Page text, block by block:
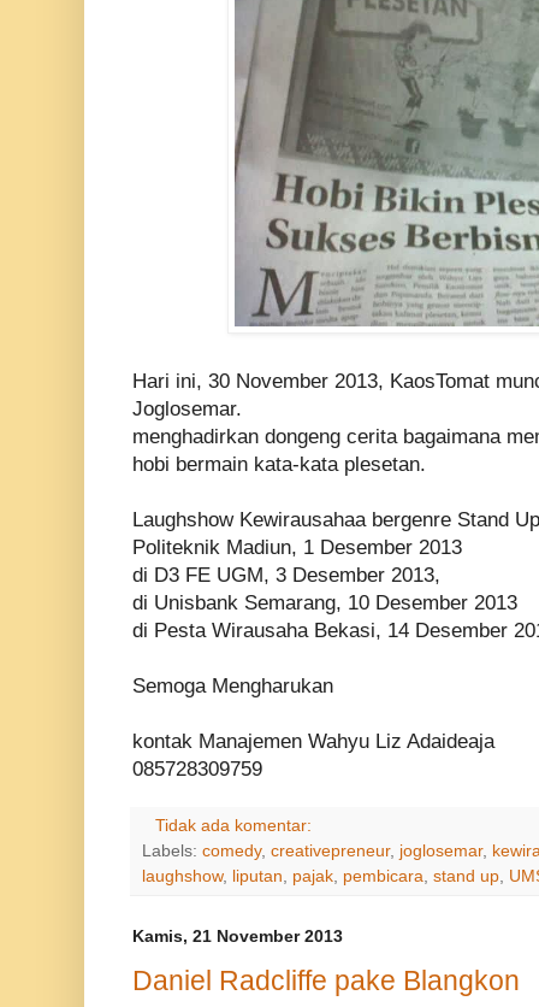
Hari ini, 30 November 2013, KaosTomat
Joglosemar.
menghadirkan dongeng cerita bagaimana
hobi bermain kata-kata plesetan.
Laughshow Kewirausahaa bergenre Stand
Politeknik Madiun, 1 Desember 2013
di D3 FE UGM, 3 Desember 2013,
di Unisbank Semarang, 10 Desember 2013
di Pesta Wirausaha Bekasi, 14 Desember
Semoga Mengharukan
kontak Manajemen Wahyu Liz Adaideaja
085728309759
Tidak ada komentar:
Labels: comedy, creativepreneur, joglosemar,
laughshow, liputan pajak pembicara stand up
Kamis, 21 November 2013
Daniel Radcliffe pake Blangkon